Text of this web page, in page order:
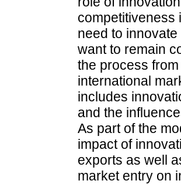
competitiveness
need to
want to remain
the process
international
includes
and the
As part of the
impact of
exports as well
market entry on